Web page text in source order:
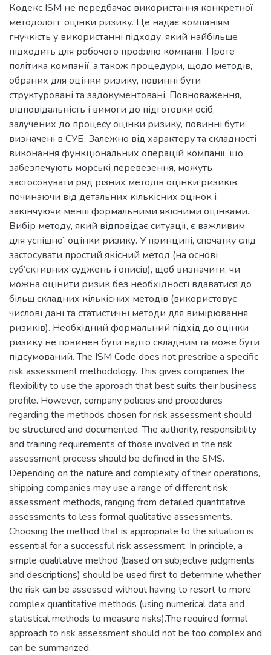
Кодекс ISM не передбачає використання конкретної
методології оцінки ризику. Це надає компаніям
гнучкість у використанні підходу, який найбільше
підходить для робочого профілю компанії. Проте
політика компанії, а також процедури, щодо методів,
обраних для оцінки ризику, повинні бути
структуровані та задокументовані. Повноваження,
відповідальність і вимоги до підготовки осіб,
залучених до процесу оцінки ризику, повинні бути
визначені в СУБ. Залежно від характеру та складності
виконання функціональних операцій компанії, що
забезпечують морські перевезення, можуть
застосовувати ряд різних методів оцінки ризиків,
починаючи від детальних кількісних оцінок і
закінчуючи менш формальними якісними оцінками.
Вибір методу, який відповідає ситуації, є важливим
для успішної оцінки ризику. У принципі, спочатку слід
застосувати простий якісний метод (на основі
суб’єктивних суджень і описів), щоб визначити, чи
можна оцінити ризик без необхідності вдаватися до
більш складних кількісних методів (використовує
числові дані та статистичні методи для вимірювання
ризиків). Необхідний формальний підхід до оцінки
ризику не повинен бути надто складним та може бути
підсумований. The ISM Code does not prescribe a specific
risk assessment methodology. This gives companies the
flexibility to use the approach that best suits their business
profile. However, company policies and procedures
regarding the methods chosen for risk assessment should
be structured and documented. The authority, responsibility
and training requirements of those involved in the risk
assessment process should be defined in the SMS.
Depending on the nature and complexity of their operations,
shipping companies may use a range of different risk
assessment methods, ranging from detailed quantitative
assessments to less formal qualitative assessments.
Choosing the method that is appropriate to the situation is
essential for a successful risk assessment. In principle, a
simple qualitative method (based on subjective judgments
and descriptions) should be used first to determine whether
the risk can be assessed without having to resort to more
complex quantitative methods (using numerical data and
statistical methods to measure risks).The required formal
approach to risk assessment should not be too complex and
can be summarized.